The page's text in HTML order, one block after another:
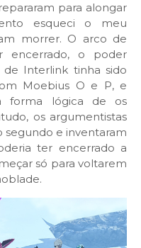
para alongar
esqueci o meu
morrer. O arco de
encerrado, o poder
Interlink tinha sido
Moebius O e P, e
forma lógica de os
os argumentistas
e inventaram
ter encerrado a
só para voltarem